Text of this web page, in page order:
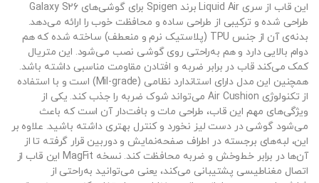
این قاب از سری Liquid Air برند Spigen برای گوشی‌های Galaxy S26
طراحی شده و ترکیبی از طراحی ساده و محافظت خوب را ارائه می‌دهد.
بدنه‌ی آن از جنس TPU (پلاستیک نرم و منعطف) ساخته شده که هم
دوام بالایی دارد و هم به‌راحتی روی گوشی نصب می‌شود. این متریال
کمک می‌کند قاب در برابر ضربه و افتادن مقاومت مناسبی داشته باشد.
همچنین این مدل دارای استاندارد نظامی (Mil-grade) است و با استفاده
از تکنولوژی Air Cushion می‌تواند شوک ضربه را جذب کند. یکی از
ویژگی‌های مهم این قاب، طراحی مات و بافت‌دار آن است که باعث
می‌شود گوشی در دست لیز نخورد و کنترل بهتری داشته باشید. علاوه بر
این، لبه‌های برجسته در اطراف صفحه‌نمایش و دوربین قرار گرفته تا از
آن‌ها در برابر خط‌وخش و ضربه محافظت کند. نسخه MagFit این قاب از
اتصال مغناطیسی پشتیبانی می‌کند، یعنی می‌توانید به‌راحتی از